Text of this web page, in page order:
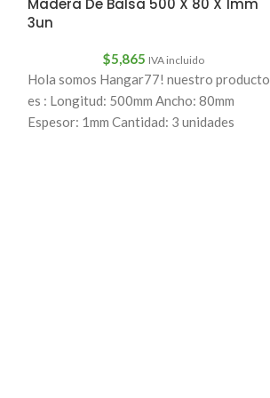
Madera De Balsa 500 X 80 X 1mm
3un
$5,865 IVA incluido
Hola somos Hangar77! nuestro producto
es : Longitud: 500mm Ancho: 80mm
Espesor: 1mm Cantidad: 3 unidades